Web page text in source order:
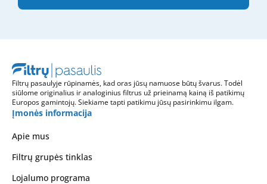
Filtrų pasaulyje rūpinamės, kad oras jūsų namuose būtų švarus. Todėl
siūlome originalius ir analoginius filtrus už prieinamą kainą iš patikimų
Europos gamintojų. Siekiame tapti patikimu jūsų pasirinkimu ilgam.
Įmonės informacija
Apie mus
Filtrų grupės tinklas
Lojalumo programa